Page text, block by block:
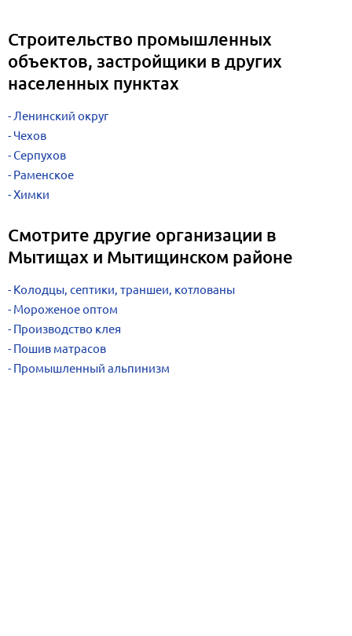
Строительство промышленных
объектов, застройщики в других
населенных пунктах
Ленинский округ
Чехов
Серпухов
Раменское
Химки
Смотрите другие организации в
Мытищах и Мытищинском районе
Колодцы, септики, траншеи, котлованы
Мороженое оптом
Производство клея
Пошив матрасов
Промышленный альпинизм